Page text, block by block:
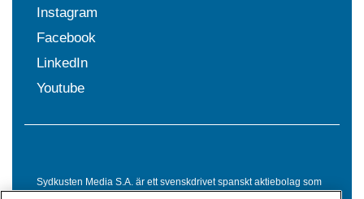
Instagram
Facebook
LinkedIn
Youtube
Sydkusten Media S.A. är ett svenskdrivet spanskt aktiebolag som